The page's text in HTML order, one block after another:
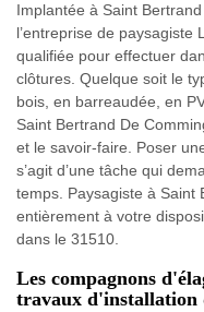
Implantée à Saint
l’entreprise de paysagiste
qualifiée pour effectuer
clôtures. Quelque soit le
bois, en barreaudée, en
Saint Bertrand De
et le savoir-faire. Poser
s’agit d’une tâche qui
temps. Paysagiste à Saint
entièrement à votre
dans le 31510.
Les compagnons
travaux d'installation